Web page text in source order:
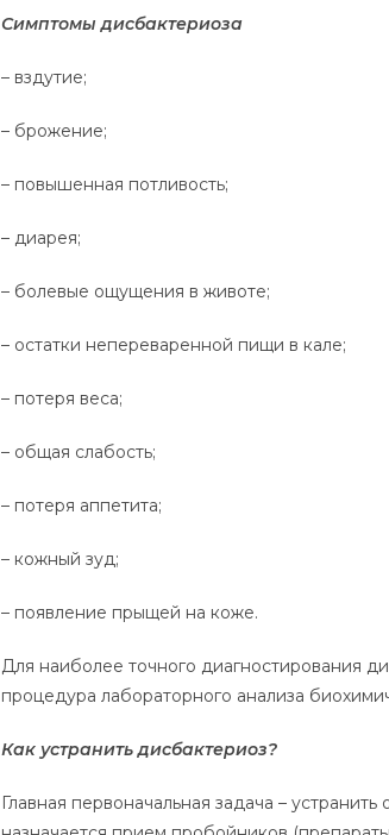
Симптомы дисбактериоза
– вздутие;
– брожение;
– повышенная потливость;
– диарея;
– болевые ощущения в животе;
– остатки непереваренной пищи в кале;
– потеря веса;
– общая слабость;
– потеря аппетита;
– кожный зуд;
– появление прыщей на коже.
Для наиболее точного диагностирования
процедура лабораторного анализа
Как устранить дисбактериоз?
Главная первоначальная задача –